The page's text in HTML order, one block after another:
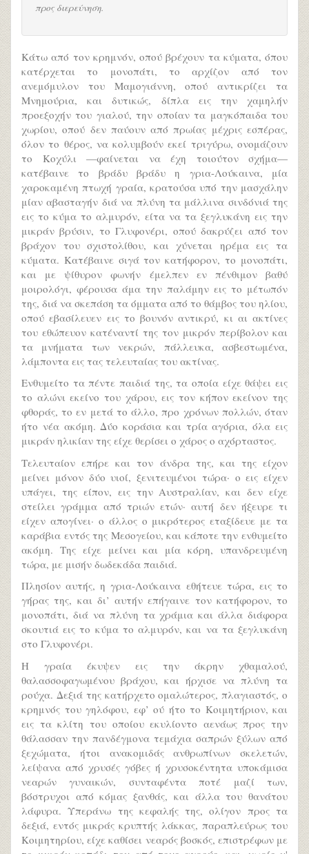
προς διερεύνηση.
Κάτω από τον κρημνόν, οπού βρέχουν τα κύματα, όπου
κατέρχεται το μονοπάτι, το αρχίζον από τον
ανεμόμυλον του Μαμογιάννη, οπού αντικρίζει τα
Μνημούρια, και δυτικώς, δίπλα εις την χαμηλήν
προεξοχήν του γιαλού, την οποίαν τα μαγκόπαιδα του
χωρίου, οπού δεν παύουν από πρωίας μέχρις εσπέρας,
όλον το θέρος, να κολυμβούν εκεί τριγύρω, ονομάζουν
το Κοχύλι —φαίνεται να έχη τοιούτον σχήμα—
κατέβαινε το βράδυ βράδυ η γρια-Λούκαινα, μία
χαροκαμένη πτωχή γραία, κρατούσα υπό την μασχάλην
μίαν αβασταγήν διά να πλύνη τα μάλλινα σινδόνιά της
εις το κύμα το αλμυρόν, είτα να τα ξεγλυκάνη εις την
μικράν βρύσιν, το Γλυφονέρι, οπού δακρύζει από τον
βράχον του σχιστολίθου, και χύνεται ηρέμα εις τα
κύματα. Κατέβαινε σιγά τον κατήφορον, το μονοπάτι,
και με ψίθυρον φωνήν έμελπεν εν πένθιμον βαθύ
μοιρολόγι, φέρουσα άμα την παλάμην εις το μέτωπόν
της, διά να σκεπάση τα όμματα από το θάμβος του ηλίου,
οπού εβασίλευεν εις το βουνόν αντικρύ, κι αι ακτίνες
του εθώπευον κατέναντί της τον μικρόν περίβολον και
τα μνήματα των νεκρών, πάλλευκα, ασβεστωμένα,
λάμποντα εις τας τελευταίας του ακτίνας.
Ενθυμείτο τα πέντε παιδιά της, τα οποία είχε θάψει εις
το αλώνι εκείνο του χάρου, εις τον κήπον εκείνον της
φθοράς, το εν μετά το άλλο, προ χρόνων πολλών, όταν
ήτο νέα ακόμη. Δύο κοράσια και τρία αγόρια, όλα εις
μικράν ηλικίαν της είχε θερίσει ο χάρος ο αχόρταστος.
Τελευταίον επήρε και τον άνδρα της, και της είχον
μείνει μόνον δύο υιοί, ξενιτευμένοι τώρα· ο εις είχεν
υπάγει, της είπον, εις την Αυστραλίαν, και δεν είχε
στείλει γράμμα από τριών ετών· αυτή δεν ήξευρε τι
είχεν απογίνει· ο άλλος ο μικρότερος εταξίδευε με τα
καράβια εντός της Μεσογείου, και κάποτε την ενθυμείτο
ακόμη. Της είχε μείνει και μία κόρη, υπανδρευμένη
τώρα, με μισήν δωδεκάδα παιδιά.
Πλησίον αυτής, η γρια-Λούκαινα εθήτευε τώρα, εις το
γήρας της, και δι’ αυτήν επήγαινε τον κατήφορον, το
μονοπάτι, διά να πλύνη τα χράμια και άλλα διάφορα
σκουτιά εις το κύμα το αλμυρόν, και να τα ξεγλυκάνη
στο Γλυφονέρι.
Η γραία έκυψεν εις την άκρην χθαμαλού,
θαλασσοφαγωμένου βράχου, και ήρχισε να πλύνη τα
ρούχα. Δεξιά της κατήρχετο ομαλώτερος, πλαγιαστός, ο
κρημνός του γηλόφου, εφ’ ού ήτο το Κοιμητήριον, και
εις τα κλίτη του οποίου εκυλίοντο αενάως προς την
θάλασσαν την πανδέγμονα τεμάχια σαπρών ξύλων από
ξεχώματα, ήτοι ανακομιδάς ανθρωπίνων σκελετών,
λείψανα από χρυσές γόβες ή χρυσοκέντητα υποκάμισα
νεαρών γυναικών, συνταφέντα ποτέ μαζί των,
βόστρυχοι από κόμας ξανθάς, και άλλα του θανάτου
λάφυρα. Υπεράνω της κεφαλής της, ολίγον προς τα
δεξιά, εντός μικράς κρυπτής λάκκας, παραπλεύρως του
Κοιμητηρίου, είχε καθίσει νεαρός βοσκός, επιστρέφων με